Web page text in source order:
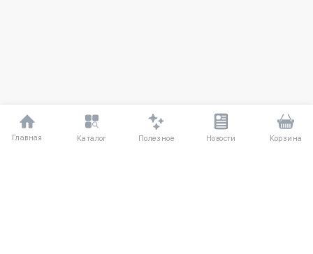
Главная Каталог Полезное Новости Корзина